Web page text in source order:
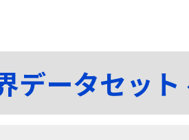
データセッ